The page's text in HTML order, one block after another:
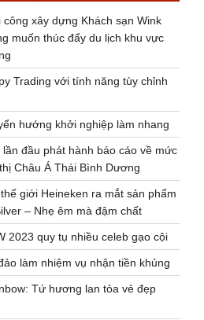
xây dựng Khách sạn Wink
muốn thúc đẩy du lịch khu vực
Trading với tính năng tùy chỉnh
hướng khởi nghiệp làm nhang
lần đầu phát hành báo cáo về mức
Châu Á Thái Bình Dương
giới Heineken ra mắt sản phẩm
– Nhẹ êm mà đậm chất
2023 quy tụ nhiều celeb gạo cội
làm nhiệm vụ nhận tiền khủng
Tứ hương lan tỏa vẻ đẹp